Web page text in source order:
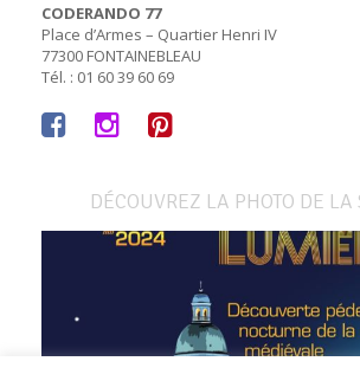
CODERANDO 77
Place d’Armes – Quartier Henri IV
77300 FONTAINEBLEAU
Tél. : 01 60 39 60 69
DÉCOUVREZ LA PHOTO DE